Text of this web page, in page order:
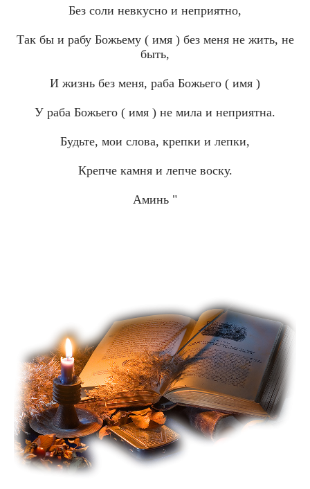
Без соли невкусно и неприятно,
Так бы и рабу Божьему ( имя ) без меня не жить, не
быть,
И жизнь без меня, раба Божьего ( имя )
У раба Божьего ( имя ) не мила и неприятна.
Будьте, мои слова, крепки и лепки,
Крепче камня и лепче воску.
Аминь "